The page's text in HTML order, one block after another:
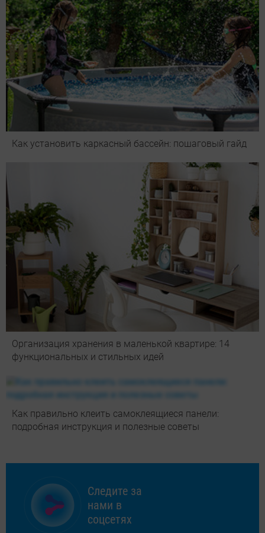
Как установить каркасный бассейн: пошаговый гайд
Организация хранения в маленькой квартире: 14
функциональных и стильных идей
Как правильно клеить самоклеящиеся панели:
подробная инструкция и полезные советы
Следите за
нами в
соцсетях